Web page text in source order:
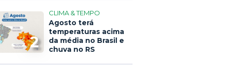
2
CLIMA & TEMPO
Agosto terá
temperaturas acima
da média no Brasil e
chuva no RS